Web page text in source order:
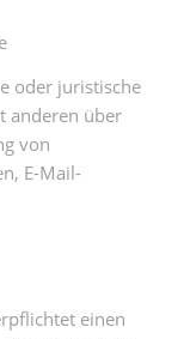
oder juristische
anderen über
von
E-Mail-
einen